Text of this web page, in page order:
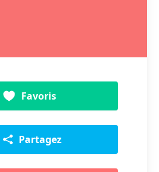
Favoris
Partagez